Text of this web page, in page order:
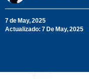
7 de May, 2025
Actualizado: 7 De May, 2025